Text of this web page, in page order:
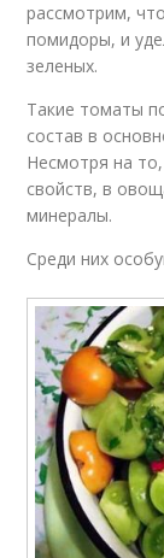
рассмотрим,
помидоры, и
зеленых.
Такие томаты
состав в
Несмотря на то,
свойств, в
минералы.
Среди них